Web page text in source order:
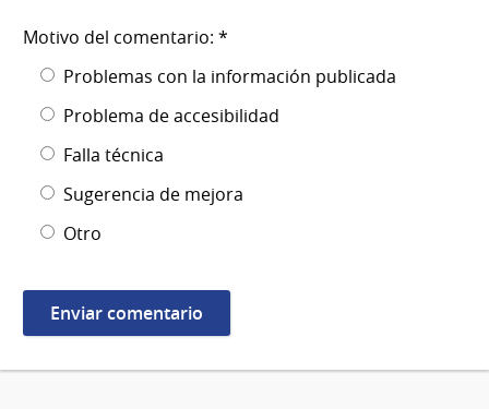
Motivo del comentario: *
Problemas con la información publicada
Problema de accesibilidad
Falla técnica
Sugerencia de mejora
Otro